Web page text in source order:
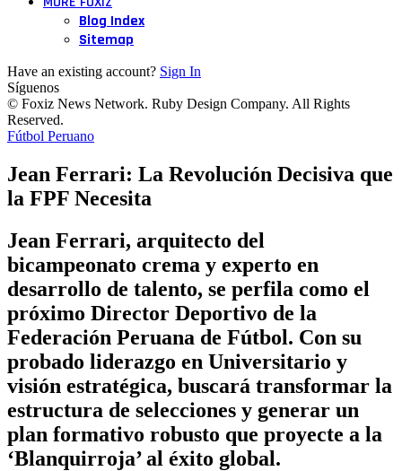
Blog Index
Sitemap
Have an existing account? Sign In
Síguenos
© Foxiz News Network. Ruby Design Company. All Rights
Reserved.
Fútbol Peruano
Jean Ferrari: La Revolución Decisiva que
la FPF Necesita
Jean Ferrari, arquitecto del
bicampeonato crema y experto en
desarrollo de talento, se perfila como el
próximo Director Deportivo de la
Federación Peruana de Fútbol. Con su
probado liderazgo en Universitario y
visión estratégica, buscará transformar la
estructura de selecciones y generar un
plan formativo robusto que proyecte a la
‘Blanquirroja’ al éxito global.